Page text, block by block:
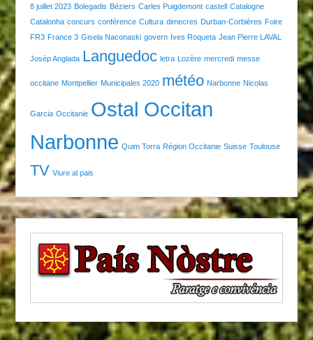
8 juillet 2023 Bolegadis Béziers Carles Puigdemont castell Catalogne
Catalonha concurs conférence Cultura dimecres Durban-Corbières Foire
FR3 France 3 Gisela Naconaski govern Ives Roqueta Jean Pierre LAVAL
Josèp Anglada Languedoc letra Lozère mercredi messe
occitane Montpellier Municipales 2020 météo Narbonne Nicolas
Garcia Occitanie Ostal Occitan
Narbonne Quim Torra Région Occitanie Suisse Toulouse
TV Viure al pais